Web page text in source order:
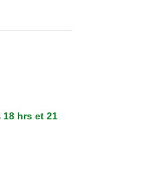
18 hrs et 21